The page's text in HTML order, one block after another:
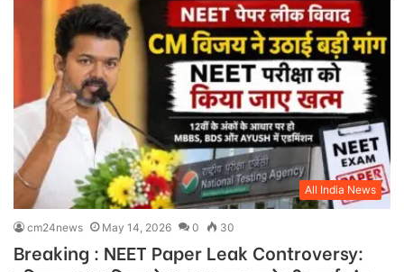
All India News
cm24news May 14, 2026 0 30
Breaking : NEET Paper Leak Controversy: